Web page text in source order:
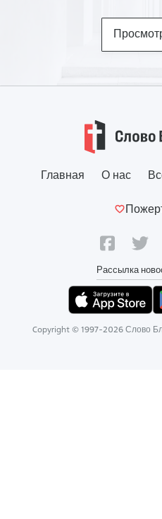
Главная О нас
Рассылка
Copyright © 1997-2026 Слово